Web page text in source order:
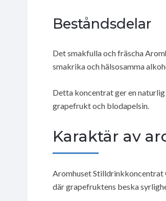
Beståndsdelar
Det smakfulla och fräscha
smakrika och hälsosamma
Detta koncentrat ger en
grapefrukt och blodapelsin.
Karaktär av
Aromhuset Stilldrinkkoncentrat
där grapefruktens beska